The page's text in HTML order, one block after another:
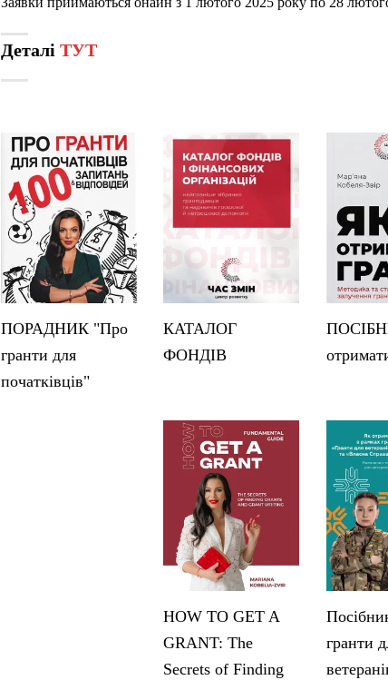
Деталі ТУТ
ПОРАДНИК "Про
гранти для
початківців"
КАТАЛОГ
ФОНДІВ
HOW TO GET A
GRANT: The
Secrets of Finding
гранти